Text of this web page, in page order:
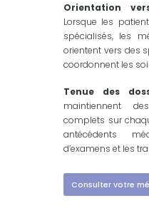
Orientation
Lorsque les
spécialisés, les
orientent vers des
coordonnent les
Tenue des
maintiennent
complets sur
antécédents
d’examens et les
Consulter votre